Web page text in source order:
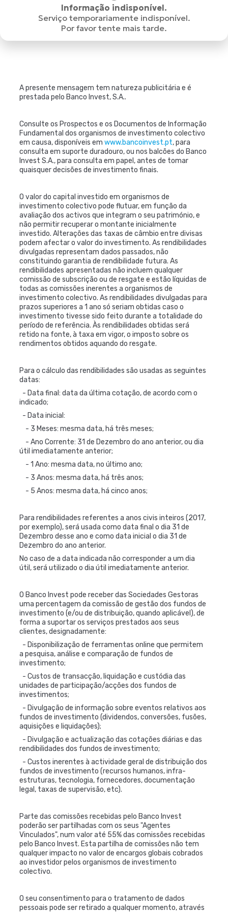
Informação indisponível.
Serviço temporariamente indisponível.
Por favor tente mais tarde.
A presente mensagem tem natureza publicitária e é
prestada pelo Banco Invest, S.A..
Consulte os Prospectos e os Documentos de Informação
Fundamental dos organismos de investimento colectivo
em causa, disponíveis emwww.bancoinvest.pt, para
consulta em suporte duradouro, ou nos balcões do Banco
Invest S.A., para consulta em papel, antes de tomar
quaisquer decisões de investimento finais.
O valor do capital investido em organismos de
investimento colectivo pode flutuar, em função da
avaliação dos activos que integram o seu património, e
não permitir recuperar o montante inicialmente
investido. Alterações das taxas de câmbio entre divisas
podem afectar o valor do investimento. As rendibilidades
divulgadas representam dados passados, não
constituindo garantia de rendibilidade futura. As
rendibilidades apresentadas não incluem qualquer
comissão de subscrição ou de resgate e estão líquidas de
todas as comissões inerentes a organismos de
investimento colectivo. As rendibilidades divulgadas para
prazos superiores a 1 ano só seriam obtidas caso o
investimento tivesse sido feito durante a totalidade do
período de referência. Às rendibilidades obtidas será
retido na fonte, à taxa em vigor, o imposto sobre os
rendimentos obtidos aquando do resgate.
Para o cálculo das rendibilidades são usadas as seguintes
datas:
- Data final: data da última cotação, de acordo com o
indicado;
- Data inicial:
- 3 Meses: mesma data, há três meses;
- Ano Corrente: 31 de Dezembro do ano anterior, ou dia
útil imediatamente anterior;
- 1 Ano: mesma data, no último ano;
- 3 Anos: mesma data, há três anos;
- 5 Anos: mesma data, há cinco anos;
Para rendibilidades referentes a anos civis inteiros (2017,
por exemplo), será usada como data final o dia 31 de
Dezembro desse ano e como data inicial o dia 31 de
Dezembro do ano anterior.
No caso de a data indicada não corresponder a um dia
útil, será utilizado o dia útil imediatamente anterior.
O Banco Invest pode receber das Sociedades Gestoras
uma percentagem da comissão de gestão dos fundos de
investimento (e/ou de distribuição, quando aplicável), de
forma a suportar os serviços prestados aos seus
clientes, designadamente:
- Disponibilização de ferramentas online que permitem
a pesquisa, análise e comparação de fundos de
investimento;
- Custos de transacção, liquidação e custódia das
unidades de participação/acções dos fundos de
investimentos;
- Divulgação de informação sobre eventos relativos aos
fundos de investimento (dividendos, conversões, fusões,
aquisições e liquidações);
- Divulgação e actualização das cotações diárias e das
rendibilidades dos fundos de investimento;
- Custos inerentes à actividade geral de distribuição dos
fundos de investimento (recursos humanos, infra-
estruturas, tecnologia, fornecedores, documentação
legal, taxas de supervisão, etc).
Parte das comissões recebidas pelo Banco Invest
poderão ser partilhadas com os seus "Agentes
Vinculados", num valor até 55% das comissões recebidas
pelo Banco Invest. Esta partilha de comissões não tem
qualquer impacto no valor de encargos globais cobrados
ao investidor pelos organismos de investimento
colectivo.
O seu consentimento para o tratamento de dados
pessoais pode ser retirado a qualquer momento, através